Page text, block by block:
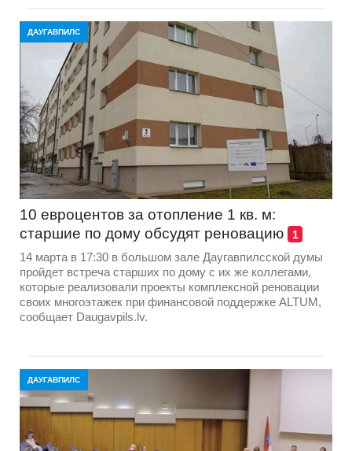
ДАУГАВПИЛС
10 евроцентов за отопление 1 кв. м:
старшие по дому обсудят реновацию
1
14 марта в 17:30 в большом зале Даугавпилсской думы
пройдет встреча старших по дому с их же коллегами,
которые реализовали проекты комплексной реновации
своих многоэтажек при финансовой поддержке ALTUM,
сообщает Daugavpils.lv.
ДАУГАВПИЛС